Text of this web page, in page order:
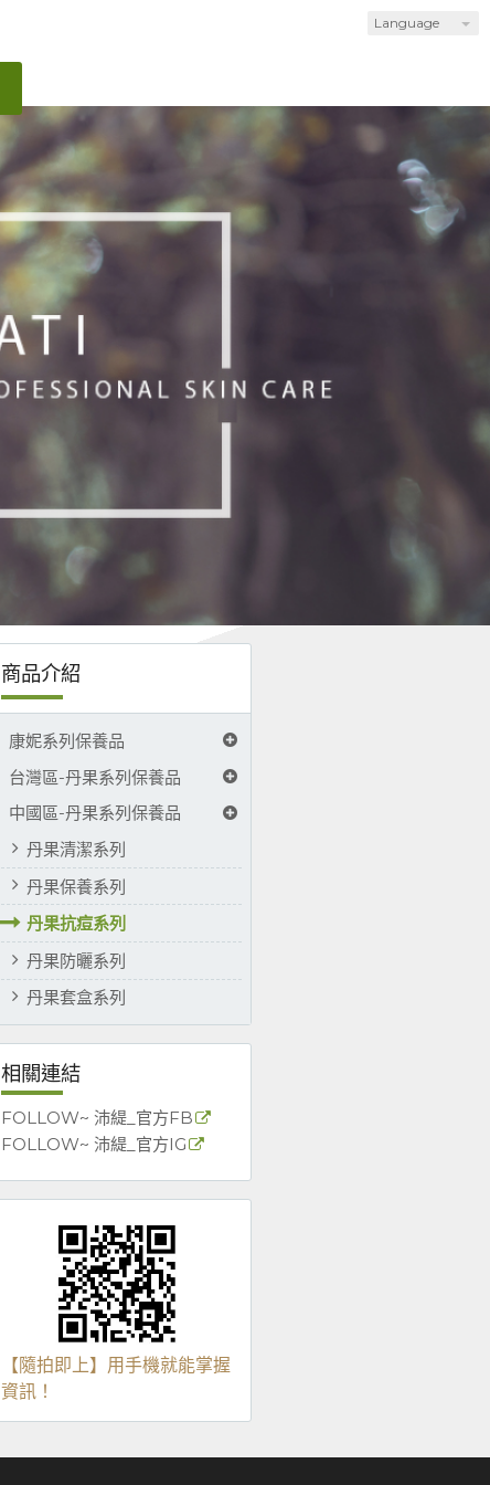
Language
商品介紹
康妮系列保養品
台灣區-丹果系列保養品
中國區-丹果系列保養品
丹果清潔系列
丹果保養系列
丹果抗痘系列
丹果防曬系列
丹果套盒系列
相關連結
FOLLOW~ 沛緹_官方FB
FOLLOW~ 沛緹_官方IG
【隨拍即上】用手機就能掌握
資訊！